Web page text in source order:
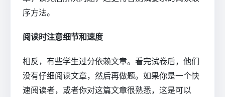
序方法。
阅读时注意细节和速度
相反，有些学生过分依赖文章。看完试卷后，他们
没有仔细阅读文章，然后再做题。如果你是一个快
速阅读者，或者你对这篇文章很熟悉，这是可以